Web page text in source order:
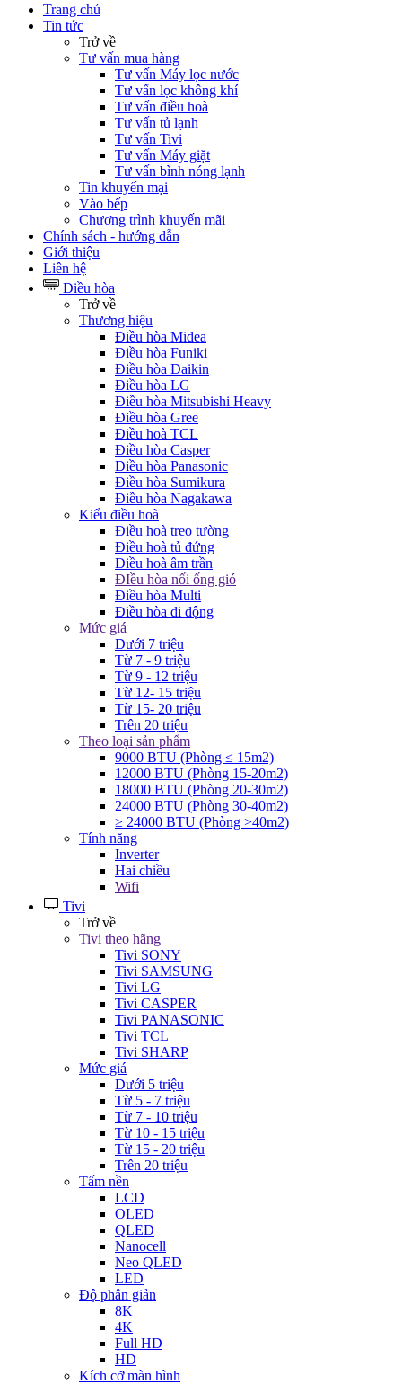
Trang chủ
Tin tức
Trở về
Tư vấn mua hàng
Tư vấn Máy lọc nước
Tư vấn lọc không khí
Tư vấn điều hoà
Tư vấn tủ lạnh
Tư vấn Tivi
Tư vấn Máy giặt
Tư vấn bình nóng lạnh
Tin khuyến mại
Vào bếp
Chương trình khuyến mãi
Chính sách - hướng dẫn
Giới thiệu
Liên hệ
Điều hòa
Trở về
Thương hiệu
Điều hòa Midea
Điều hòa Funiki
Điều hòa Daikin
Điều hòa LG
Điều hòa Mitsubishi Heavy
Điều hòa Gree
Điều hoà TCL
Điều hòa Casper
Điều hòa Panasonic
Điều hòa Sumikura
Điều hòa Nagakawa
Kiểu điều hoà
Điều hoà treo tường
Điều hoà tủ đứng
Điều hoà âm trần
ĐIều hòa nối ống gió
Điều hòa Multi
Điều hòa di động
Mức giá
Dưới 7 triệu
Từ 7 - 9 triệu
Từ 9 - 12 triệu
Từ 12- 15 triệu
Từ 15- 20 triệu
Trên 20 triệu
Theo loại sản phẩm
9000 BTU (Phòng ≤ 15m2)
12000 BTU (Phòng 15-20m2)
18000 BTU (Phòng 20-30m2)
24000 BTU (Phòng 30-40m2)
≥ 24000 BTU (Phòng >40m2)
Tính năng
Inverter
Hai chiều
Wifi
Tivi
Trở về
Tivi theo hãng
Tivi SONY
Tivi SAMSUNG
Tivi LG
Tivi CASPER
Tivi PANASONIC
Tivi TCL
Tivi SHARP
Mức giá
Dưới 5 triệu
Từ 5 - 7 triệu
Từ 7 - 10 triệu
Từ 10 - 15 triệu
Từ 15 - 20 triệu
Trên 20 triệu
Tấm nền
LCD
OLED
QLED
Nanocell
Neo QLED
LED
Độ phân giản
8K
4K
Full HD
HD
Kích cỡ màn hình